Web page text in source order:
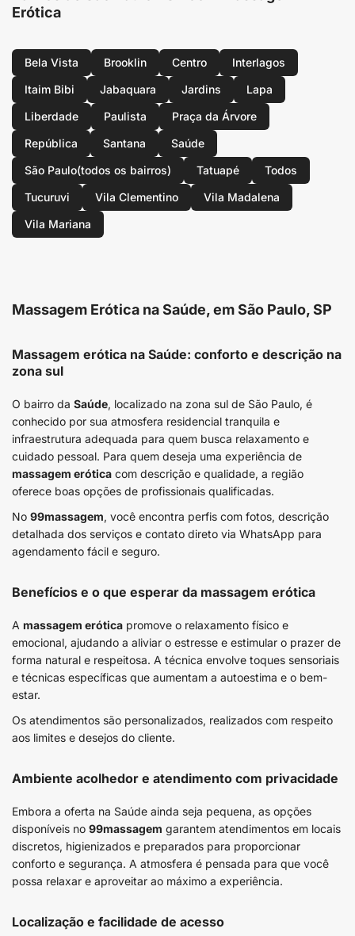
Erótica
Bela Vista Brooklin Centro
Interlagos
Itaim Bibi
Jabaquara Jardins
Lapa
Liberdade
Paulista
Praça da Árvore
República
Santana
Saúde
São Paulo(todos os bairros)
Tatuapé
Todos
Tucuruvi
Vila Clementino
Vila Madalena
Vila Mariana
Massagem Erótica na Saúde, em São Paulo, SP
Massagem erótica na Saúde: conforto e descrição na
zona sul
O bairro da Saúde, localizado na zona sul de São Paulo, é
conhecido por sua atmosfera residencial tranquila e
infraestrutura adequada para quem busca relaxamento e
cuidado pessoal. Para quem deseja uma experiência de
massagem erótica com descrição e qualidade, a região
oferece boas opções de profissionais qualificadas.
No 99massagem, você encontra perfis com fotos, descrição
detalhada dos serviços e contato direto via WhatsApp para
agendamento fácil e seguro.
Benefícios e o que esperar da massagem erótica
A massagem erótica promove o relaxamento físico e
emocional, ajudando a aliviar o estresse e estimular o prazer de
forma natural e respeitosa. A técnica envolve toques sensoriais
e técnicas específicas que aumentam a autoestima e o bem-
estar.
Os atendimentos são personalizados, realizados com respeito
aos limites e desejos do cliente.
Ambiente acolhedor e atendimento com privacidade
Embora a oferta na Saúde ainda seja pequena, as opções
disponíveis no 99massagem garantem atendimentos em locais
discretos, higienizados e preparados para proporcionar
conforto e segurança. A atmosfera é pensada para que você
possa relaxar e aproveitar ao máximo a experiência.
Localização e facilidade de acesso